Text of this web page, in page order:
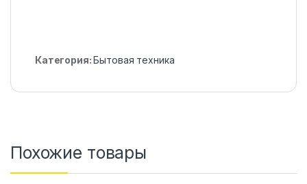
Категория:Бытовая техника
Похожие товары